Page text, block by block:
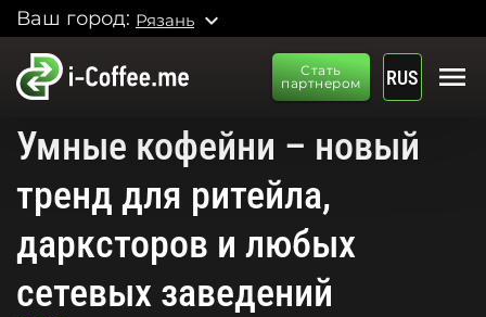
Ваш город: Рязань expand_more
Стать
партнером
RUS menu
Умные кофейни – новый
тренд для ритейла,
дарксторов и любых
сетевых заведений